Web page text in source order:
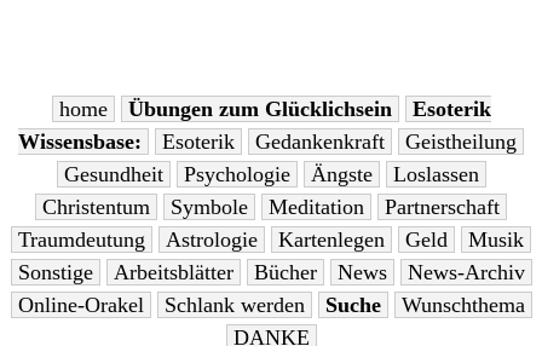
home Übungen zum Glücklichsein
Esoterik
Wissensbase:
Esoterik Gedankenkraft
Geistheilung
Gesundheit
Psychologie Ängste
Loslassen
Christentum
Symbole Meditation
Partnerschaft
Traumdeutung
Astrologie Kartenlegen Geld
Musik
Sonstige
Arbeitsblätter Bücher News
News-Archiv
Online-Orakel
Schlank werden Suche
Wunschthema
DANKE